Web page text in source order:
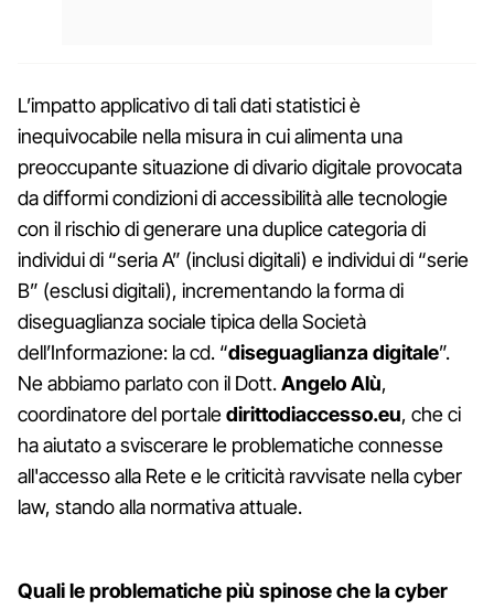
L’impatto applicativo di tali dati statistici è
inequivocabile nella misura in cui alimenta una
preoccupante situazione di divario digitale provocata
da difformi condizioni di accessibilità alle tecnologie
con il rischio di generare una duplice categoria di
individui di “seria A” (inclusi digitali) e individui di “serie
B” (esclusi digitali), incrementando la forma di
diseguaglianza sociale tipica della Società
dell’Informazione: la cd. “diseguaglianza digitale”.
Ne abbiamo parlato con il Dott.Angelo Alù,
coordinatore del portaledirittodiaccesso.eu, che ci
ha aiutato a sviscerare le problematiche connesse
all'accesso alla Rete e le criticità ravvisate nella cyber
law, stando alla normativa attuale.
Quali le problematiche più spinose che la cyber